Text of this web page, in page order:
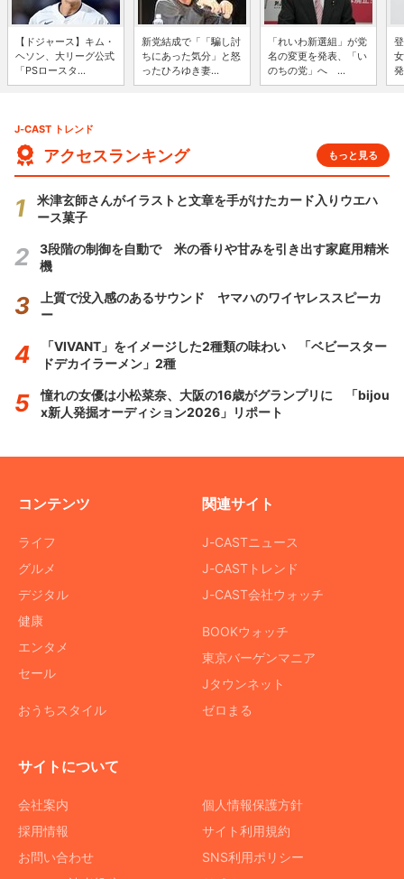
【ドジャース】キム・
ヘソン、大リーグ公式
「PSロースタ...
新党結成で「「騙し討
ちにあった気分」と怒
ったひろゆき妻...
「れいわ新選組」が党
名の変更を発表、「い
のちの党」へ ...
J-CAST トレンド
アクセスランキング もっと見る
米津玄師さんがイラストと文章を手がけたカード入りウエハ
ース菓子
3段階の制御を自動で 米の香りや甘みを引き出す家庭用精米
機
上質で没入感のあるサウンド ヤマハのワイヤレススピーカ
ー
「VIVANT」をイメージした2種類の味わい 「ベビースター
ドデカイラーメン」2種
憧れの女優は小松菜奈、大阪の16歳がグランプリに 「bijou
x新人発掘オーディション2026」リポート
コンテンツ
ライフ
グルメ
デジタル
健康
エンタメ
セール
おうちスタイル
関連サイト
J-CASTニュース
J-CASTトレンド
J-CAST会社ウォッチ
BOOKウォッチ
東京バーゲンマニア
Jタウンネット
ゼロまる
サイトについて
会社案内
採用情報
お問い合わせ
個人情報保護方針
サイト利用規約
SNS利用ポリシー